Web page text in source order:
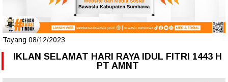
Tayang 08/12/2023
IKLAN SELAMAT HARI RAYA IDUL FITRI 1443 H
PT AMNT